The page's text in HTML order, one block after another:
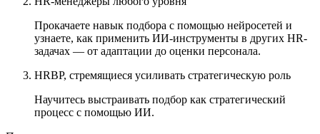
Прокачаете навык подбора с помощью нейросетей и
узнаете, как применить ИИ-инструменты в других HR-
задачах — от адаптации до оценки персонала.
HRBP, стремящиеся усиливать стратегическую роль
Научитесь выстраивать подбор как стратегический
процесс с помощью ИИ.